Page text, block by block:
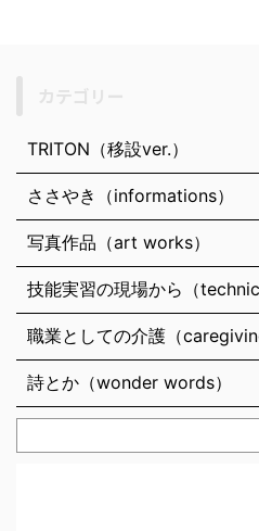
TRITON（移設ver.）
ささやき（informations）
写真作品（art works）
技能実習の現場から（
職業としての介護（
詩とか（wonder words）